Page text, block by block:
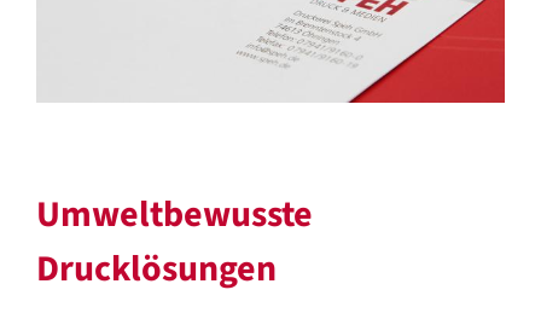
Umweltbewusste
Drucklösungen